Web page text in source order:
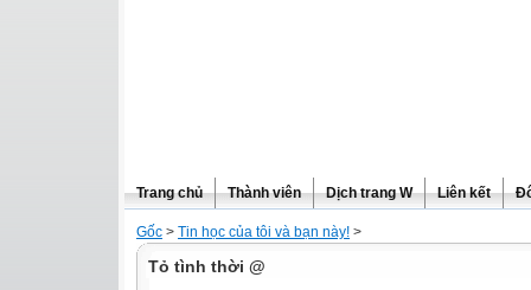
Trang chủ Thành viên Dịch trang W Liên kết
Gốc > Tin học của tôi và bạn này! >
Tỏ tình thời @